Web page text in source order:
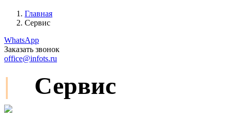
Главная
Сервис
WhatsApp
Заказать звонок
office@infots.ru
| Сервис